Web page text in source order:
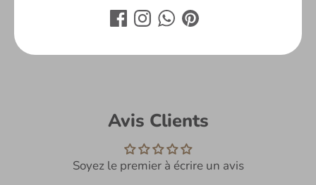
Avis Clients
Soyez le premier à écrire un avis